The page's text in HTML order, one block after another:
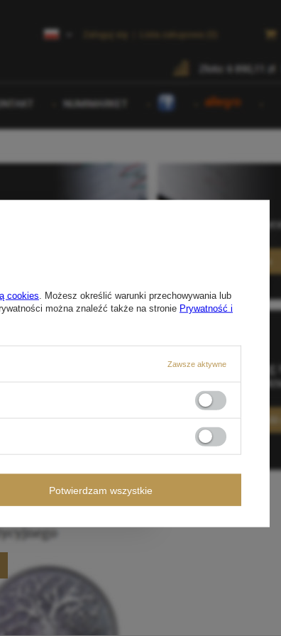
cookies . Możesz określić warunki przechowywania lub
można znaleźć także na stronie Prywatność i
Zawsze aktywne
Potwierdzam wszystkie